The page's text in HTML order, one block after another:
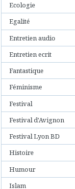
Ecologie
Egalité
Entretien audio
Entretien ecrit
Fantastique
Féminisme
Festival
Festival d'Avignon
Festival Lyon BD
Histoire
Humour
Islam